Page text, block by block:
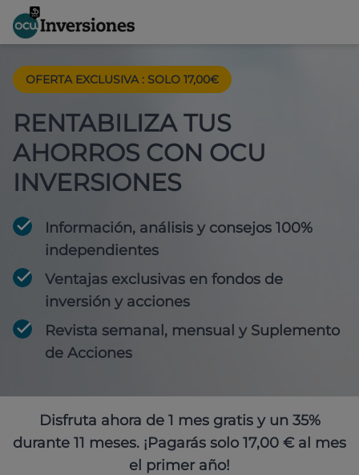
OFERTA EXCLUSIVA : SOLO 17,00€
RENTABILIZA TUS
AHORROS CON OCU
INVERSIONES
Información, análisis y consejos 100%
independientes
Ventajas exclusivas en fondos de
inversión y acciones
Revista semanal, mensual y Suplemento
de Acciones
Disfruta ahora de 1 mes gratis y un 35%
durante 11 meses. ¡Pagarás solo 17,00 € al mes
el primer año!